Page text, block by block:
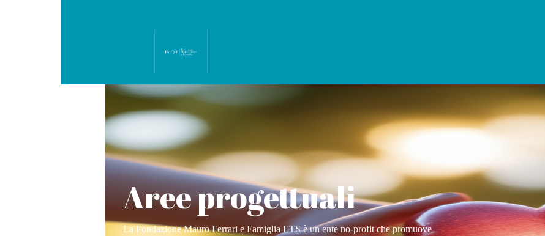
Aree progettuali
La Fondazione Mauro Ferrari e Famiglia ETS è un ente no-profit che promuove